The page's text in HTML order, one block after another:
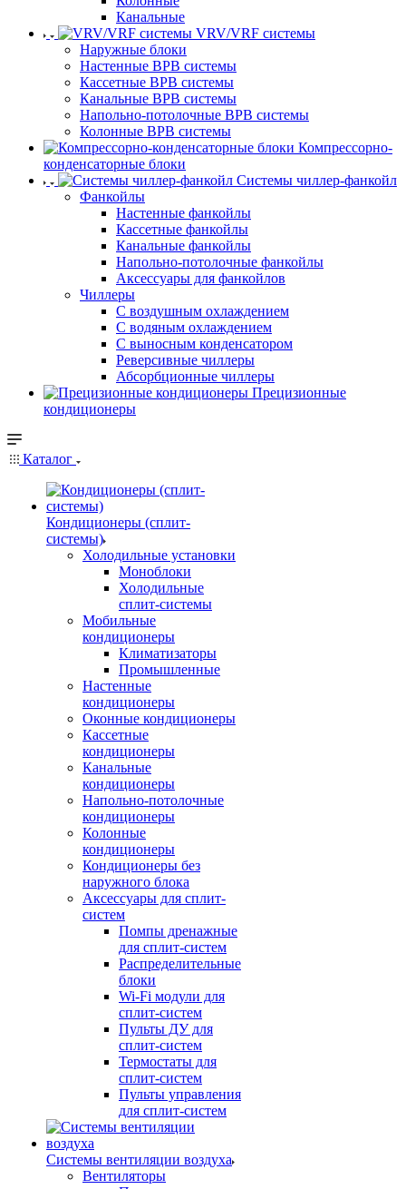
Канальные
VRV/VRF системы
Наружные блоки
Настенные ВРВ системы
Кассетные ВРВ системы
Канальные ВРВ системы
Напольно-потолочные ВРВ системы
Колонные ВРВ системы
Компрессорно-
конденсаторные блоки
Системы чиллер-фанкойл
Фанкойлы
Настенные фанкойлы
Кассетные фанкойлы
Канальные фанкойлы
Напольно-потолочные фанкойлы
Аксессуары для фанкойлов
Чиллеры
С воздушным охлаждением
С водяным охлаждением
С выносным конденсатором
Реверсивные чиллеры
Абсорбционные чиллеры
Прецизионные
кондиционеры
Каталог
Кондиционеры (сплит-
системы)
Холодильные установки
Моноблоки
Холодильные
сплит-системы
Мобильные
кондиционеры
Климатизаторы
Промышленные
Настенные
кондиционеры
Оконные кондиционеры
Кассетные
кондиционеры
Канальные
кондиционеры
Напольно-потолочные
кондиционеры
Колонные
кондиционеры
Кондиционеры без
наружного блока
Аксессуары для сплит-
систем
Помпы дренажные
для сплит-систем
Распределительные
блоки
Wi-Fi модули для
сплит-систем
Пульты ДУ для
сплит-систем
Термостаты для
сплит-систем
Пульты управления
для сплит-систем
Системы вентиляции воздуха
Вентиляторы